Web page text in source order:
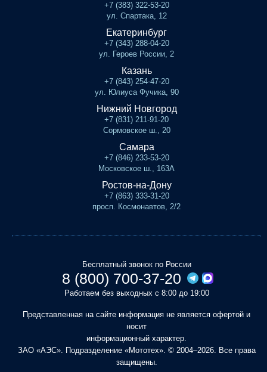
+7 (383) 322-53-20
ул. Спартака, 12
Екатеринбург
+7 (343) 288-04-20
ул. Героев России, 2
Казань
+7 (843) 254-47-20
ул. Юлиуса Фучика, 90
Нижний Новгород
+7 (831) 211-91-20
Сормовское ш., 20
Самара
+7 (846) 233-53-20
Московское ш., 163А
Ростов-на-Дону
+7 (863) 333-31-20
просп. Космонавтов, 2/2
Бесплатный звонок по России
8 (800) 700-37-20
Работаем без выходных с 8:00 до 19:00
Представленная на сайте информация не является офертой и
носит
информационный характер.
ЗАО «АЭС». Подразделение «Мототех». © 2004–2026. Все права
защищены.